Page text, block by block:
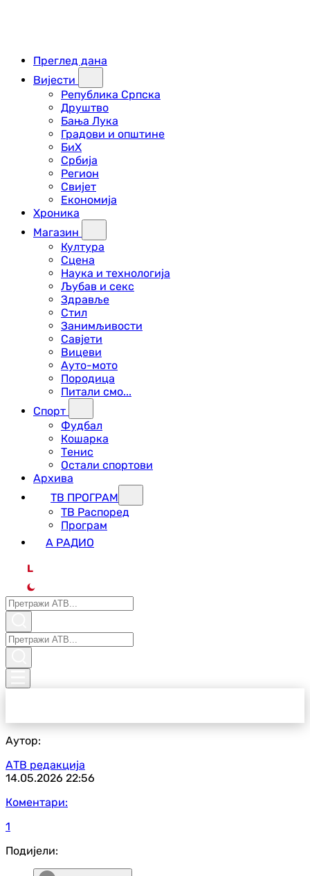
Преглед дана
Вијести
Република Српска
Друштво
Бања Лука
Градови и општине
БиХ
Србија
Регион
Свијет
Економија
Хроника
Магазин
Култура
Сцена
Наука и технологија
Љубав и секс
Здравље
Стил
Занимљивости
Савјети
Вицеви
Ауто-мото
Породица
Питали смо...
Спорт
Фудбал
Кошарка
Тенис
Остали спортови
Архива
ТВ ПРОГРАМ
ТВ Распоред
Програм
А РАДИО
L
Аутор:
АТВ редакција
14.05.2026 22:56
Коментари:
1
Подијели: